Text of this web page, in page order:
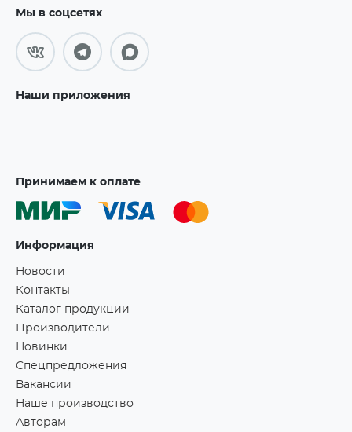
Мы в соцсетях
Наши приложения
Принимаем к оплате
Информация
Новости
Контакты
Каталог продукции
Производители
Новинки
Спецпредложения
Вакансии
Наше производство
Авторам